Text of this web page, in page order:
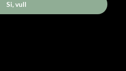
Si, vull